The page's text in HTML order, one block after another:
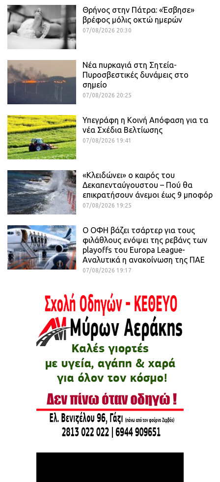
Θρήνος στην Πάτρα: «Έσβησε»
βρέφος μόλις οκτώ ημερών
07/08/2026 20:30
Νέα πυρκαγιά στη Σητεία-
Πυροσβεστικές δυνάμεις στο
σημείο
07/08/2026 20:25
Υπεγράφη η Κοινή Απόφαση για τα
νέα Σχέδια Βελτίωσης
07/08/2026 19:41
«Κλειδώνει» ο καιρός του
Δεκαπενταύγουστου – Πού θα
επικρατήσουν άνεμοι έως 9 μποφόρ
07/08/2026 19:25
Ο ΟΦΗ βάζει τσάρτερ για τους
φιλάθλους ενόψει της ρεβάνς των
playoffs του Europa League-
Αναλυτικά η ανακοίνωση της ΠΑΕ
07/08/2026 19:17